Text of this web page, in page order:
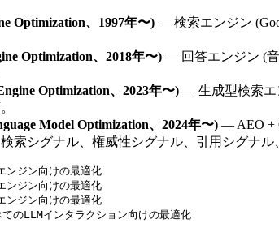
Optimization、1997年〜) — 検索エンジン
Optimization、2018年〜) — 回答エンジン (
Optimization、2023年〜) — 生成型検索エ
Model Optimization、2024年〜) — AEO +
索シグナル、権威性シグナル、引用シグナル
ジン向けの最適化
ジン向けの最適化
ジン向けの最適化
LLMインタラクション向けの最適化